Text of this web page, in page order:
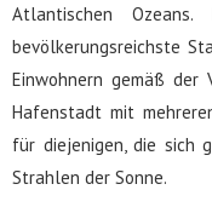
Atlantischen
bevölkerungsreichste
Einwohnern gemäß der
Hafenstadt mit
für diejenigen, die sich
Strahlen der Sonne.